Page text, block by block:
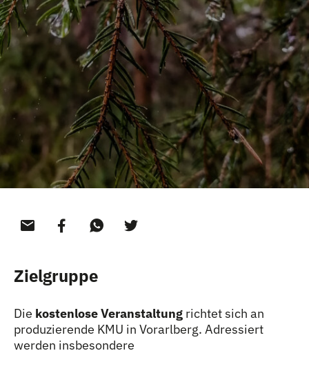
Zielgruppe
Die kostenlose Veranstaltung richtet sich an
produzierende KMU in Vorarlberg. Adressiert
werden insbesondere